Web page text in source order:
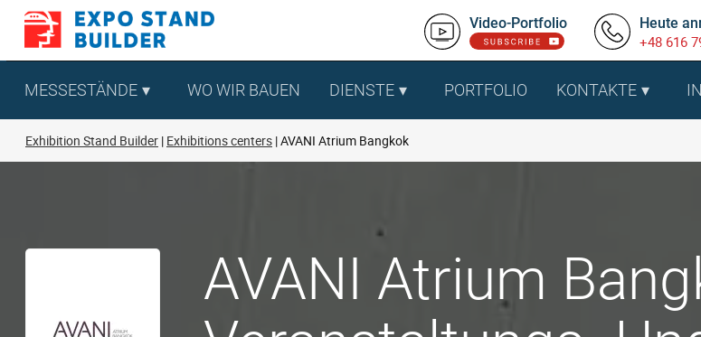
Zum
springen
Video-Portfolio Heute
+48 616
MESSESTÄNDE WO WIR BAUEN DIENSTE PORTFOLIO KONTAKTE
Exhibition Stand Builder Exhibitions centers AVANI Atrium Bangkok
AVANI Atrium